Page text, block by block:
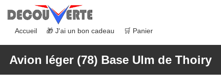
Accueil 🎁 J'ai un bon cadeau 🛒 Panier
Avion léger (78) Base Ulm de Thoiry